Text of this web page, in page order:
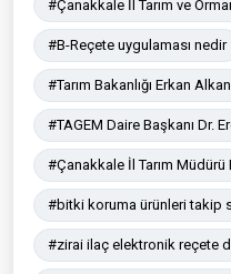
#Çanakkale İl Tarım ve
#B-Reçete uygulaması nedir
#Tarım Bakanlığı Erkan
#TAGEM Daire Başkanı Dr.
#Çanakkale İl Tarım Müdürü
#bitki koruma ürünleri takip
#zirai ilaç elektronik reçete